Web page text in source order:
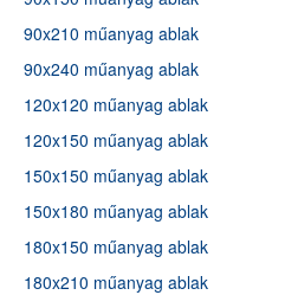
90x210 műanyag ablak
90x240 műanyag ablak
120x120 műanyag ablak
120x150 műanyag ablak
150x150 műanyag ablak
150x180 műanyag ablak
180x150 műanyag ablak
180x210 műanyag ablak